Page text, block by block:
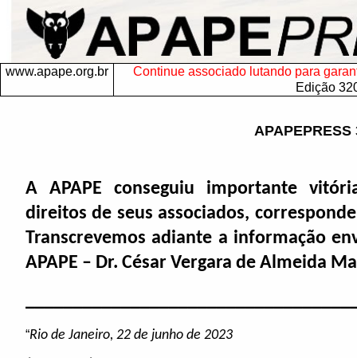
www.apape.org.br
Continue associado lutando para
Edição
APAPEPRESS
A APAPE conseguiu importante
direitos de seus associados,
Transcrevemos adiante a informação
APAPE – Dr. César Vergara de Almeida
“Rio de Janeiro, 22 de junho de 2023